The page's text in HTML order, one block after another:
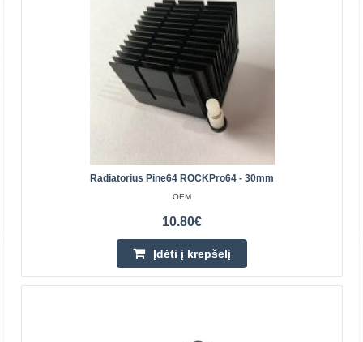
Pine64 kompanijos ROCKPro64 PCI-e išplėtimo modulis,
Radiatorius Pine64 ROCKPro64 - 30mm
OEM
10.80€
Įdėti į krepšelį